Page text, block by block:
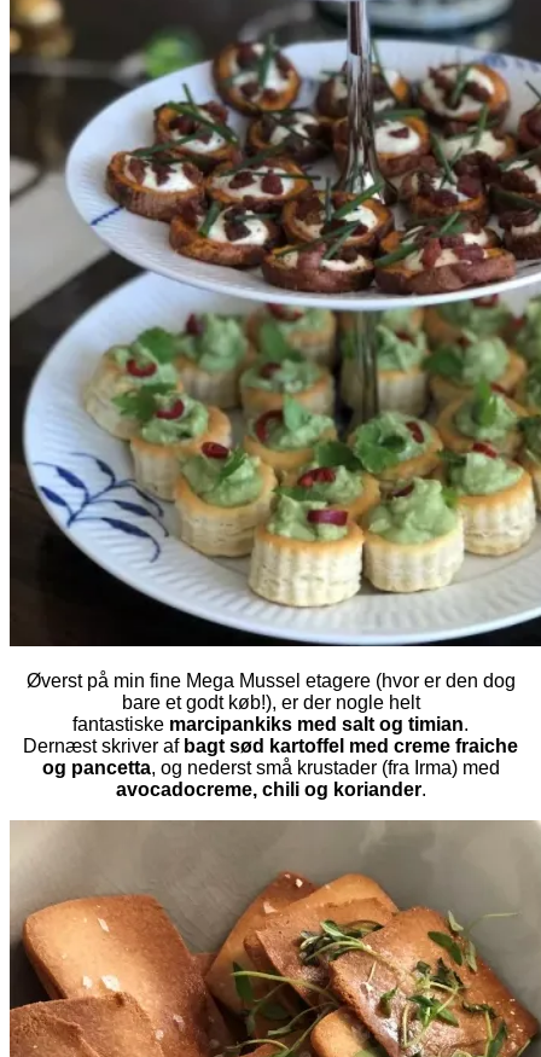
Øverst på min fine Mega Mussel etagere (hvor er den dog
bare et godt køb!), er der nogle helt
fantastiske marcipankiks med salt og timian.
Dernæst skriver af bagt sød kartoffel med creme fraiche
og pancetta, og nederst små krustader (fra Irma) med
avocadocreme, chili og koriander.